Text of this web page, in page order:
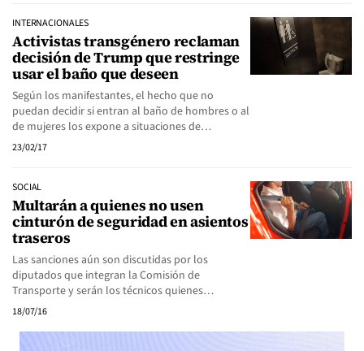
INTERNACIONALES
Activistas transgénero reclaman
decisión de Trump que restringe
usar el baño que deseen
Según los manifestantes, el hecho que no
puedan decidir si entran al baño de hombres o al
de mujeres los expone a situaciones de…
23/02/17
SOCIAL
Multarán a quienes no usen
cinturón de seguridad en asientos
traseros
Las sanciones aún son discutidas por los
diputados que integran la Comisión de
Transporte y serán los técnicos quienes…
18/07/16